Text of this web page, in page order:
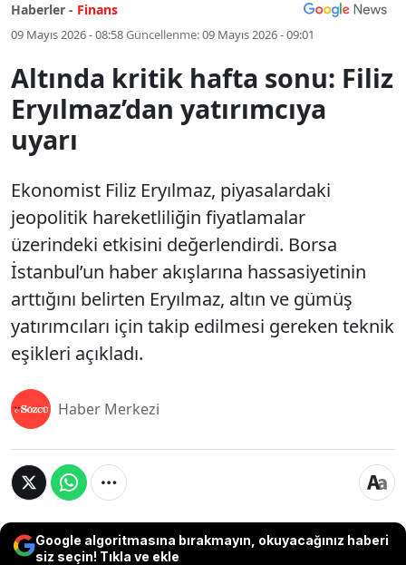
Haberler - Finans
09 Mayıs 2026 - 08:58Güncellenme:09 Mayıs 2026 - 09:01
Altında kritik hafta sonu: Filiz
Eryılmaz’dan yatırımcıya
uyarı
Ekonomist Filiz Eryılmaz, piyasalardaki
jeopolitik hareketliliğin fiyatlamalar
üzerindeki etkisini değerlendirdi. Borsa
İstanbul’un haber akışlarına hassasiyetinin
arttığını belirten Eryılmaz, altın ve gümüş
yatırımcıları için takip edilmesi gereken teknik
eşikleri açıkladı.
Haber Merkezi
Google algoritmasına bırakmayın, okuyacağınız haberi
siz seçin! Tıkla ve ekle